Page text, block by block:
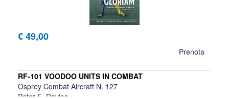
€ 49,00
Prenota
RF-101 VOODOO UNITS IN COMBAT
Osprey Combat Aircraft N. 127
Peter E. Davies